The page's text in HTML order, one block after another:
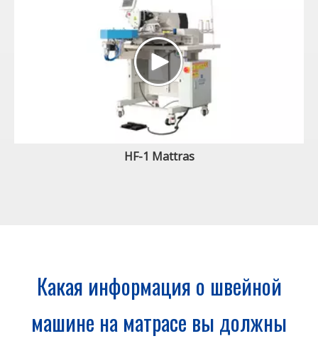
HF-1 Mattras
Какая информация о швейной
машине на матрасе вы должны